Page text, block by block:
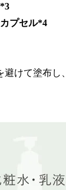
プセル*4
けて塗布し